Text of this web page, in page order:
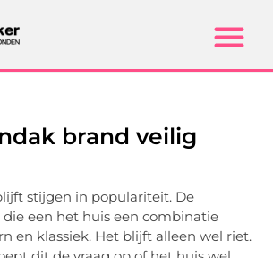
brand veilig
stijgen in populariteit. De
een het huis een combinatie
en klassiek. Het blijft alleen wel riet.